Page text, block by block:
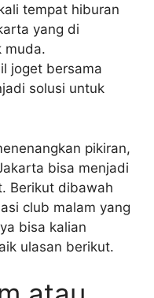
tempat hiburan
yang di
muda.
joget bersama
solusi untuk
pikiran,
bisa menjadi
Berikut dibawah
club malam yang
bisa kalian
ulasan berikut.